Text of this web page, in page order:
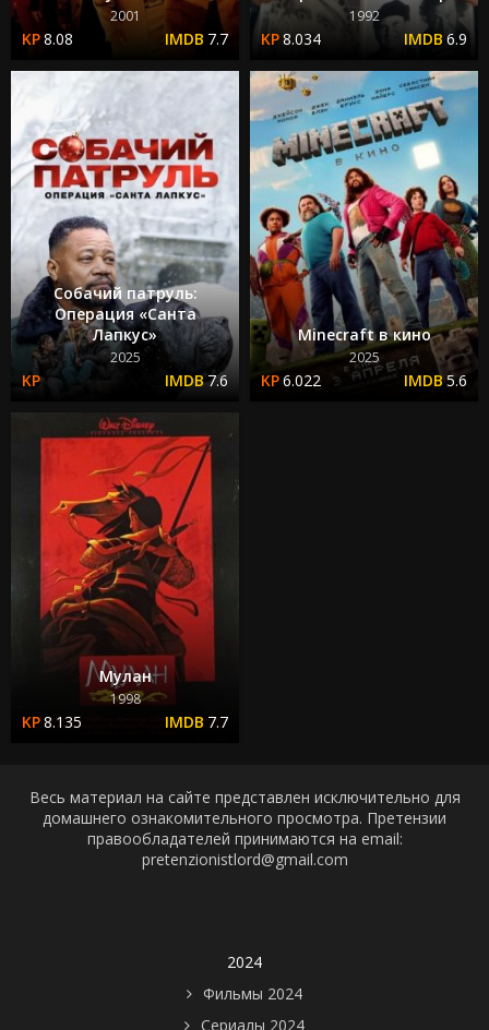
2001
8.08 7.7
1992
8.034 6.9
Собачий патруль:
Операция «Санта
Лапкус»
2025
7.6
Minecraft в кино
2025
6.022 5.6
Мулан
1998
8.135 7.7
Весь материал на сайте представлен исключительно для
домашнего ознакомительного просмотра. Претензии
правообладателей принимаются на email:
pretenzionistlord@gmail.com
2024
Фильмы 2024
Сериалы 2024